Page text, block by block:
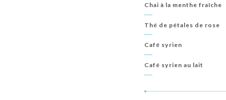
Chai à la menthe fraîche
Thé de pétales de rose
Café syrien
Café syrien au lait